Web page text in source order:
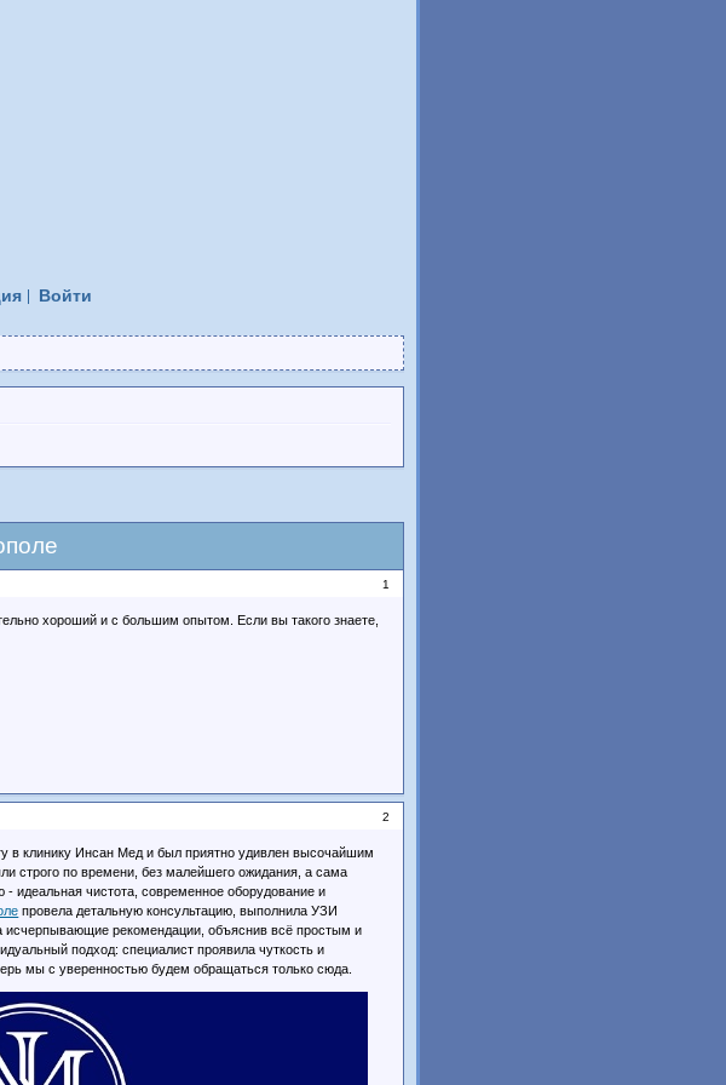
Войти
1
хороший и с большим опытом. Если вы такого знаете,
2
в клинику Инсан Мед и был приятно удивлен высочайшим
строго по времени, без малейшего ожидания, а сама
идеальная чистота, современное оборудование и
провела детальную консультацию, выполнила УЗИ
исчерпывающие рекомендации, объяснив всё простым и
подход: специалист проявила чуткость и
мы с уверенностью будем обращаться только сюда.